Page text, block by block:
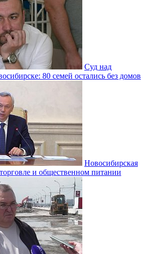
Суд над
80 семей остались без домов
Новосибирская
и общественном питании